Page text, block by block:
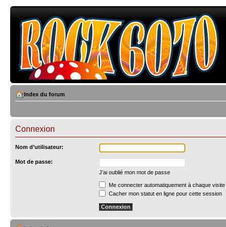
Index du forum
Connexion
Nom d’utilisateur:
Mot de passe:
J’ai oublié mon mot de passe
Me connecter automatiquement à chaque visite
Cacher mon statut en ligne pour cette session